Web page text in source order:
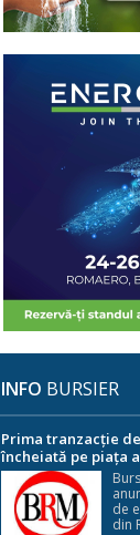
INFO BURSIER
Prima tranzacție
încheiată pe piața
de
din